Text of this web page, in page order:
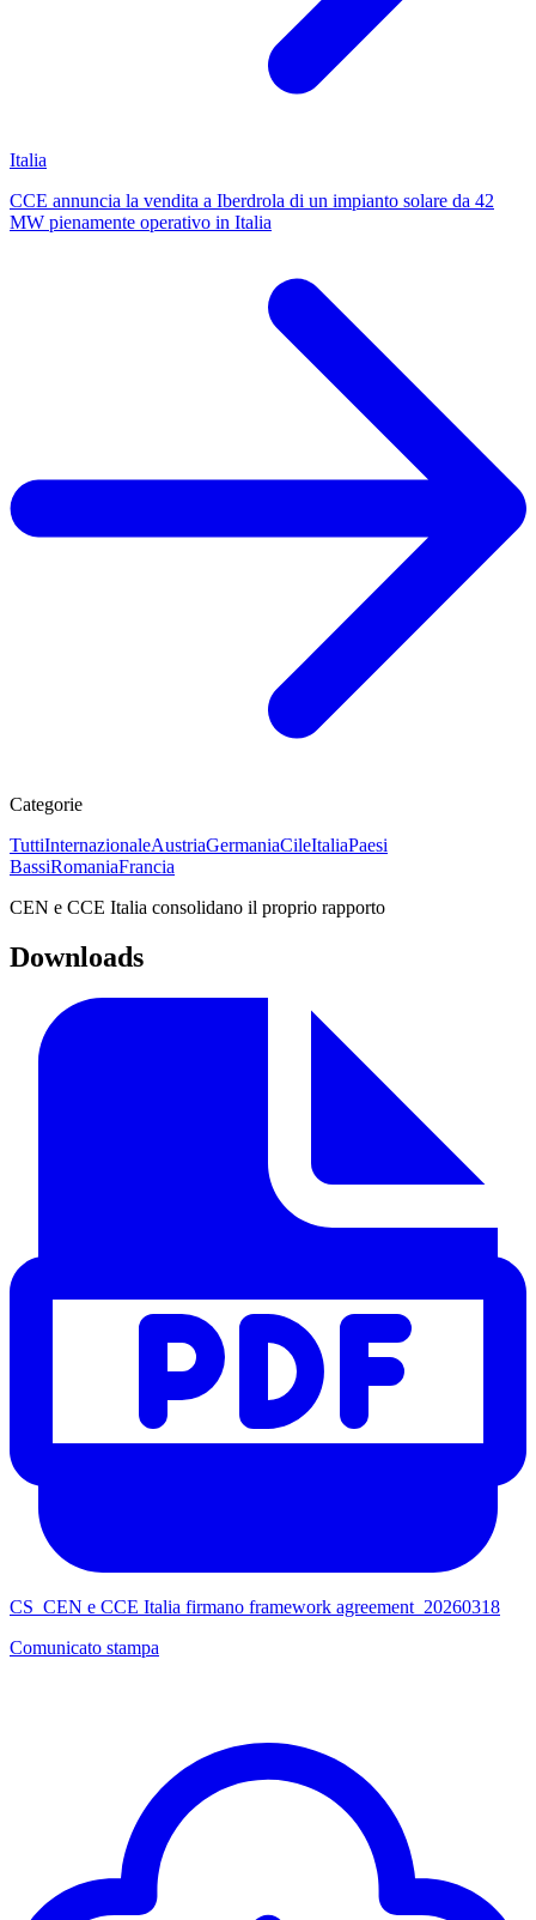
Italia
CCE annuncia la vendita a Iberdrola di un impianto solare da 42
MW pienamente operativo in Italia
Categorie
TuttiInternazionaleAustriaGermaniaCileItaliaPaesi
BassiRomaniaFrancia
CEN e CCE Italia consolidano il proprio rapporto
Downloads
CS_CEN e CCE Italia firmano framework agreement_20260318
Comunicato stampa